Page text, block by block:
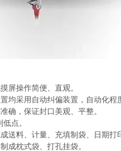
屏操作简便、直观。
均采用自动纠偏装置，自动化程
确，保证封口美观、平整。
点。
送料、计量、充填制袋、日期打
成枕式袋、打孔挂袋。